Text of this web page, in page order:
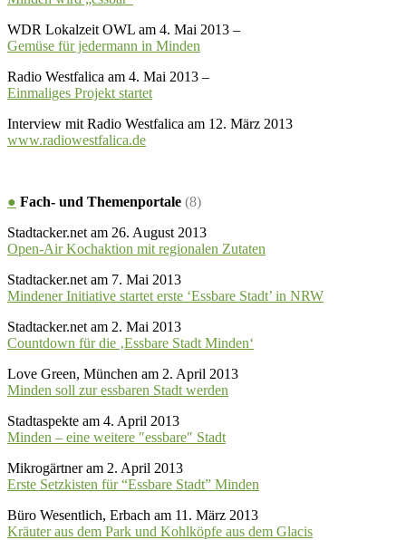
WDR Lokalzeit OWL am 4. Mai 2013 –
Gemüse für jedermann in Minden
Radio Westfalica am 4. Mai 2013 –
Einmaliges Projekt startet
Interview mit Radio Westfalica am 12. März 2013
www.radiowestfalica.de
● Fach- und Themenportale (8)
Stadtacker.net am 26. August 2013
Open-Air Kochaktion mit regionalen Zutaten
Stadtacker.net am 7. Mai 2013
Mindener Initiative startet erste ‘Essbare Stadt’ in NRW
Stadtacker.net am 2. Mai 2013
Countdown für die ‚Essbare Stadt Minden‘
Love Green, München am 2. April 2013
Minden soll zur essbaren Stadt werden
Stadtaspekte am 4. April 2013
Minden – eine weitere ″essbare″ Stadt
Mikrogärtner am 2. April 2013
Erste Setzkisten für “Essbare Stadt” Minden
Büro Wesentlich, Erbach am 11. März 2013
Kräuter aus dem Park und Kohlköpfe aus dem Glacis